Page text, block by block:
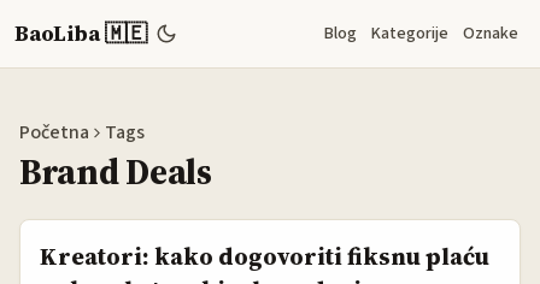
BaoLiba 🇲🇪 Blog Kategorije Oznake
Početna Tags
Brand Deals
Kreatori: kako dogovoriti fiksnu plaću